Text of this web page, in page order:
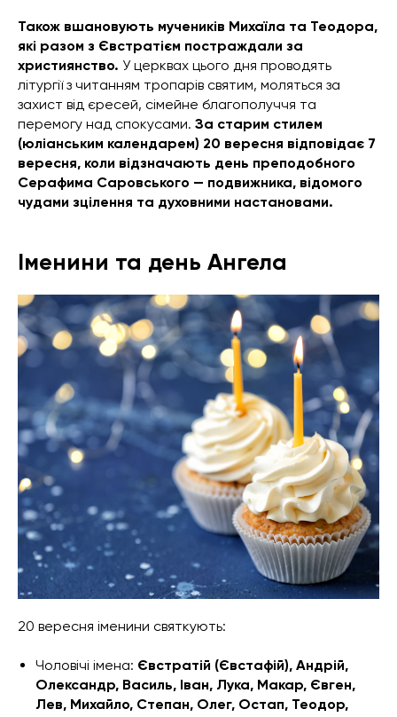
Також вшановують мучеників Михаїла та Теодора,
які разом з Євстратієм постраждали за
християнство. У церквах цього дня проводять
літургії з читанням тропарів святим, моляться за
захист від єресей, сімейне благополуччя та
перемогу над спокусами. За старим стилем
(юліанським календарем) 20 вересня відповідає 7
вересня, коли відзначають день преподобного
Серафима Саровського — подвижника, відомого
чудами зцілення та духовними настановами.
Іменини та день Ангела
20 вересня іменини святкують:
Чоловічі імена: Євстратій (Євстафій), Андрій,
Олександр, Василь, Іван, Лука, Макар, Євген,
Лев, Михайло, Степан, Олег, Остап, Теодор,